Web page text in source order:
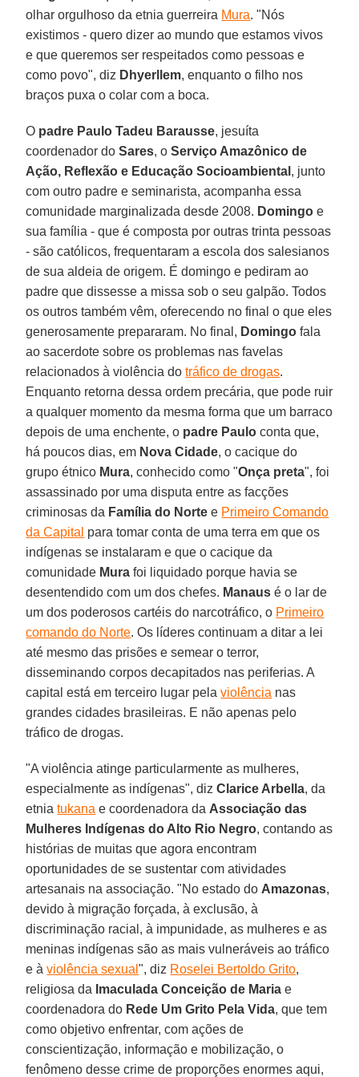
olhar orgulhoso da etnia guerreira Mura. "Nós
existimos - quero dizer ao mundo que estamos vivos
e que queremos ser respeitados como pessoas e
como povo", diz Dhyerllem, enquanto o filho nos
braços puxa o colar com a boca.
O padre Paulo Tadeu Barausse, jesuíta
coordenador doSares, oServiço Amazônico de
Ação, Reflexão e Educação Socioambiental , junto
com outro padre e seminarista, acompanha essa
comunidade marginalizada desde 2008. Domingo e
sua família - que é composta por outras trinta pessoas
- são católicos, frequentaram a escola dos salesianos
de sua aldeia de origem. É domingo e pediram ao
padre que dissesse a missa sob o seu galpão. Todos
os outros também vêm, oferecendo no final o que eles
generosamente prepararam. No final, Domingo fala
ao sacerdote sobre os problemas nas favelas
relacionados à violência dotráfico de drogas.
Enquanto retorna dessa ordem precária, que pode ruir
a qualquer momento da mesma forma que um barraco
depois de uma enchente, o padre Paulo conta que,
há poucos dias, em Nova Cidade, o cacique do
grupo étnico Mura, conhecido como "Onça preta", foi
assassinado por uma disputa entre as facções
criminosas da Família do Norte e Primeiro Comando
da Capital para tomar conta de uma terra em que os
indígenas se instalaram e que o cacique da
comunidade Mura foi liquidado porque havia se
desentendido com um dos chefes. Manaus é o lar de
um dos poderosos cartéis do narcotráfico, o Primeiro
comando do Norte. Os líderes continuam a ditar a lei
até mesmo das prisões e semear o terror,
disseminando corpos decapitados nas periferias. A
capital está em terceiro lugar pelaviolência nas
grandes cidades brasileiras. E não apenas pelo
tráfico de drogas.
"A violência atinge particularmente as mulheres,
especialmente as indígenas", dizClarice Arbella, da
etniatukana e coordenadora da Associação das
Mulheres Indígenas do Alto Rio Negro, contando as
histórias de muitas que agora encontram
oportunidades de se sustentar com atividades
artesanais na associação. "No estado do Amazonas,
devido à migração forçada, à exclusão, à
discriminação racial, à impunidade, as mulheres e as
meninas indígenas são as mais vulneráveis ​​ao tráfico
e àviolência sexual", diz Roselei Bertoldo Grito,
religiosa da Imaculada Conceição de Maria e
coordenadora do Rede Um Grito Pela Vida, que tem
como objetivo enfrentar, com ações de
conscientização, informação e mobilização, o
fenômeno desse crime de proporções enormes aqui,